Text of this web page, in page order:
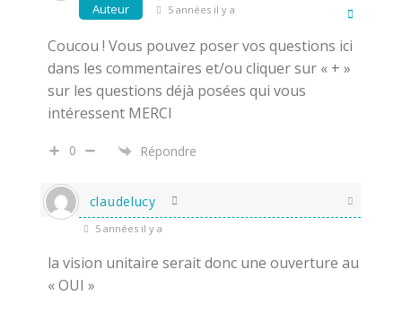
Auteur 5 années il y a
Coucou ! Vous pouvez poser vos questions ici
dans les commentaires et/ou cliquer sur « + »
sur les questions déjà posées qui vous
intéressent MERCI
0 Répondre
claudelucy
5 années il y a
la vision unitaire serait donc une ouverture au
« OUI »